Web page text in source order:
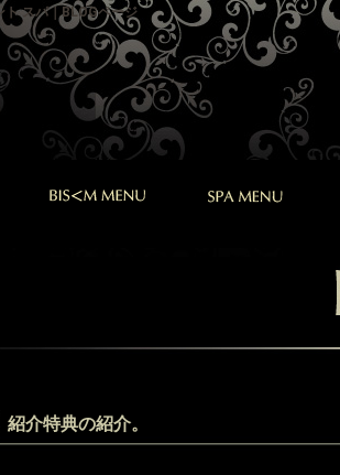
ト スパ｜BLOGページ
紹介特典の紹介。